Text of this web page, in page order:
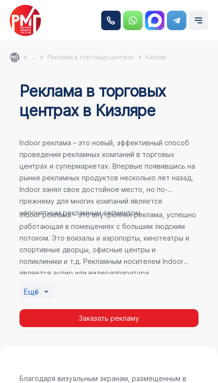
... Реклама в торговых центрах Кизляр
Реклама в торговых
центрах в Кизляре
Indoor реклама – это новый, эффективный способ
проведения рекламных компаний в торговых
центрах и супермаркетах. Впервые появившись на
рынке рекламных продуктов несколько лет назад,
Indoor занял свое достойное место, но по-
прежнему для многих компаний является
непонятным рекламным сегментом.
Indoor реклама – это внутренняя реклама, успешно
работающая в помещениях с большим людским
потоком. Это вокзалы и аэропорты, кинотеатры и
спортивные дворцы, офисные центры и
поликлиники и т.д. Рекламным носителем Indoor
является аудио или видеоаппаратура,
эффективность приносит такой вид рекламы в
местах продаж, поскольку воздействие на
покупателя в момент выбора товара наиболее
Indoor рекламы.
Ещё
Заказать рекламу
Благодаря визуальным экранам, размещенным в